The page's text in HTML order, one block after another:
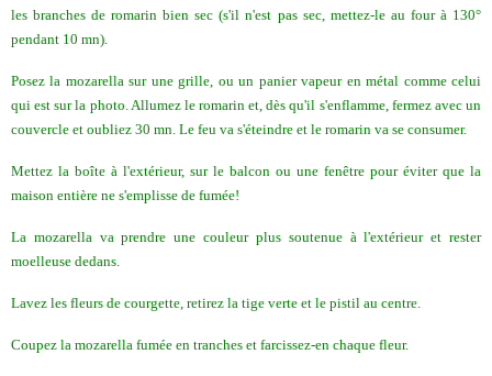
les branches de romarin bien sec (s'il n'est pas sec, mettez-le au four à 130°
pendant 10 mn).
Posez la mozarella sur une grille, ou un panier vapeur en métal comme celui
qui est sur la photo. Allumez le romarin et, dès qu'il s'enflamme, fermez avec un
couvercle et oubliez 30 mn. Le feu va s'éteindre et le romarin va se consumer.
Mettez la boîte à l'extérieur, sur le balcon ou une fenêtre pour éviter que la
maison entière ne s'emplisse de fumée!
La mozarella va prendre une couleur plus soutenue à l'extérieur et rester
moelleuse dedans.
Lavez les fleurs de courgette, retirez la tige verte et le pistil au centre.
Coupez la mozarella fumée en tranches et farcissez-en chaque fleur.